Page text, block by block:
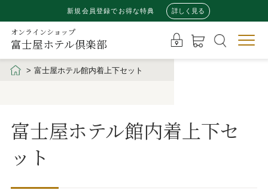
新規会員登録でお得な特典 詳しく見る
オンラインショップ
富士屋ホテル倶楽部
富士屋ホテル館内着上下セット
富士屋ホテル館内着上下セ
ット